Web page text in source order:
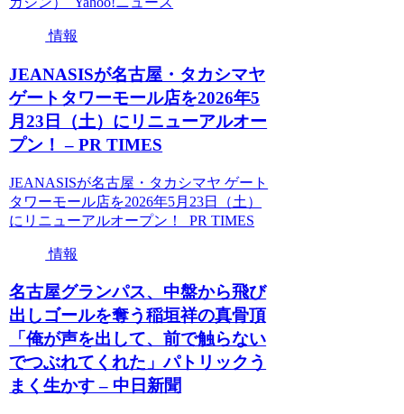
情報
JEANASISが名古屋・タカシマヤ
ゲートタワーモール店を2026年5
月23日（土）にリニューアルオー
プン！ – PR TIMES
JEANASISが名古屋・タカシマヤ ゲート
タワーモール店を2026年5月23日（土）
にリニューアルオープン！ PR TIMES
情報
名古屋グランパス、中盤から飛び
出しゴールを奪う稲垣祥の真骨頂
「俺が声を出して、前で触らない
でつぶれてくれた」パトリックう
まく生かす – 中日新聞